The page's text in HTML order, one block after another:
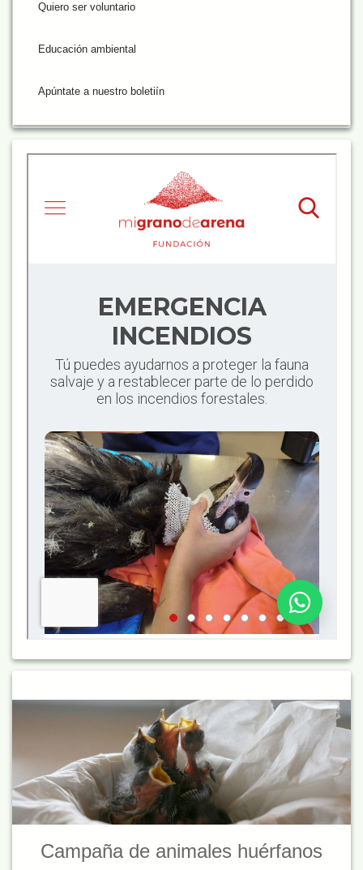
Quiero ser voluntario
Educación ambiental
Apúntate a nuestro boletiín
Campaña de animales huérfanos